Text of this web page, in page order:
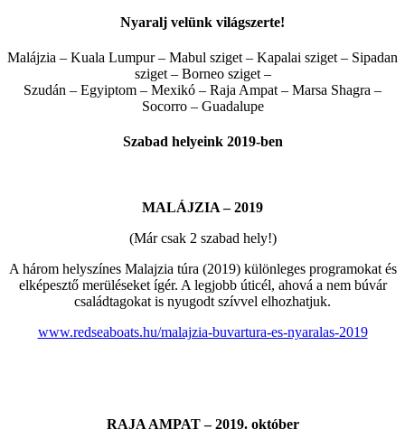
Nyaralj velünk világszerte!
Malájzia – Kuala Lumpur – Mabul sziget – Kapalai sziget – Sipadan
sziget – Borneo sziget –
Szudán – Egyiptom – Mexikó – Raja Ampat – Marsa Shagra –
Socorro – Guadalupe
Szabad helyeink 2019-ben
MALÁJZIA – 2019
(Már csak 2 szabad hely!)
A három helyszínes Malajzia túra (2019) különleges programokat és
elképesztő merüléseket ígér. A legjobb úticél, ahová a nem búvár
családtagokat is nyugodt szívvel elhozhatjuk.
www.redseaboats.hu/malajzia-buvartura-es-nyaralas-2019
RAJA AMPAT – 2019. október